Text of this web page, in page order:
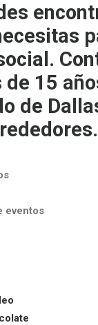
15
de
eventos